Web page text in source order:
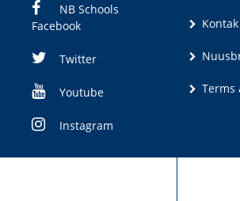
NB Schools
Facebook
Twitter
Youtube
Instagram
Kontak
Terms